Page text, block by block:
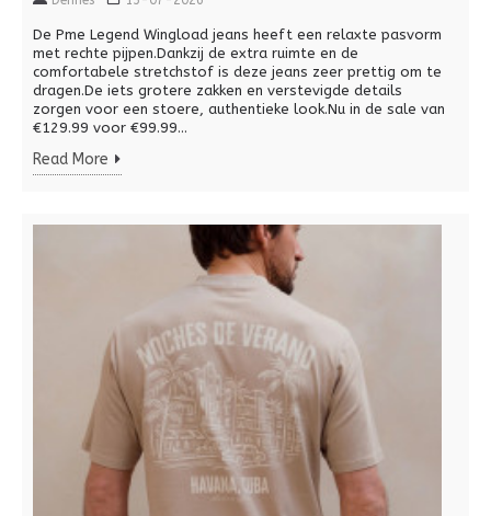
De Pme Legend Wingload jeans heeft een relaxte pasvorm
met rechte pijpen.Dankzij de extra ruimte en de
comfortabele stretchstof is deze jeans zeer prettig om te
dragen.De iets grotere zakken en verstevigde details
zorgen voor een stoere, authentieke look.Nu in de sale van
€129.99 voor €99.99...
Read More